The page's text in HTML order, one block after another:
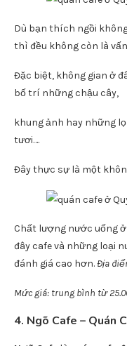
phố Quy Nhơn, Bình
Quán nằm ngay bên
Marina cũng là một
thì đều không còn là
Đặc biệt, không gian ở
tươi….